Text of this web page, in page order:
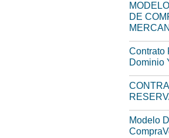
DE
Contrato
Dominio
Modelo